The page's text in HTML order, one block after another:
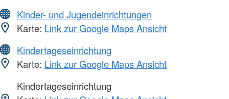
Kinder- und Jugendeinrichtungen
Karte: Link zur Google Maps Ansicht
Kindertageseinrichtung
Karte: Link zur Google Maps Ansicht
Kindertageseinrichtung